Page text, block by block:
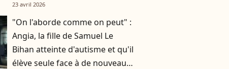
23 avril 2026
"On l'aborde comme on peut" :
Angia, la fille de Samuel Le
Bihan atteinte d'autisme et qu'il
élève seule face à de nouveaux